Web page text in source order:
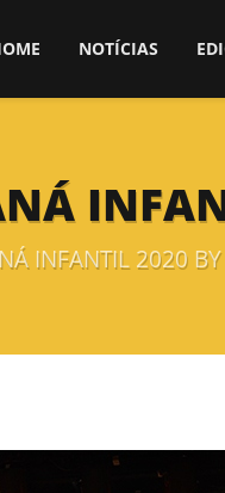
NOTÍCIAS
INFANTIL 2020